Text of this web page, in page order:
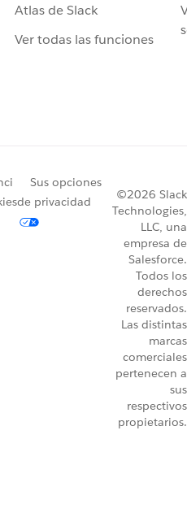
Atlas de Slack
Ver todas las funciones
Sus opciones
de privacidad
©2026 Slack
Technologies,
LLC, una
empresa de
Salesforce.
Todos los
derechos
reservados.
Las distintas
marcas
comerciales
pertenecen a
sus
respectivos
propietarios.